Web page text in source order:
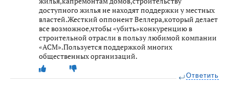
доступного жилья не находят поддержки у местных
властей.Жесткий оппонент Веллера,который делает
все возможное,чтобы «убить»конкуренцию в
строительной отрасли в пользу любимой компании
«АСМ».Пользуется поддержкой многих
общественных организаций.
Ответить